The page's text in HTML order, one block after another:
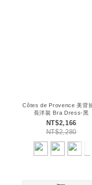
Côtes de Provence 美背
長洋裝 Bra Dress-黑
NT$2,166
NT$2,280